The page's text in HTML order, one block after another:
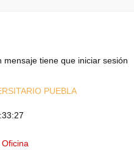
mensaje tiene que iniciar sesión
PUEBLA